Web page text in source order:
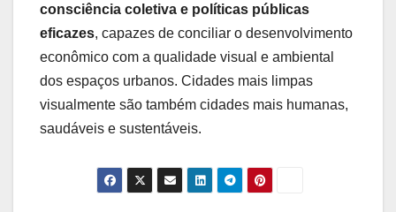
consciência coletiva e políticas públicas
eficazes, capazes de conciliar o desenvolvimento
econômico com a qualidade visual e ambiental
dos espaços urbanos. Cidades mais limpas
visualmente são também cidades mais humanas,
saudáveis e sustentáveis.